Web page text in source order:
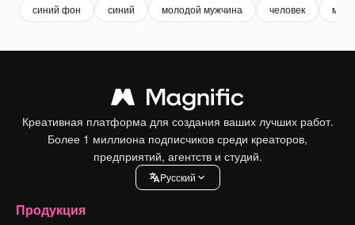
синий фон синий молодой мужчина человек
Креативная платформа для создания ваших лучших работ.
Более 1 миллиона подписчиков среди креаторов,
предприятий, агентств и студий.
Pусский
Продукция